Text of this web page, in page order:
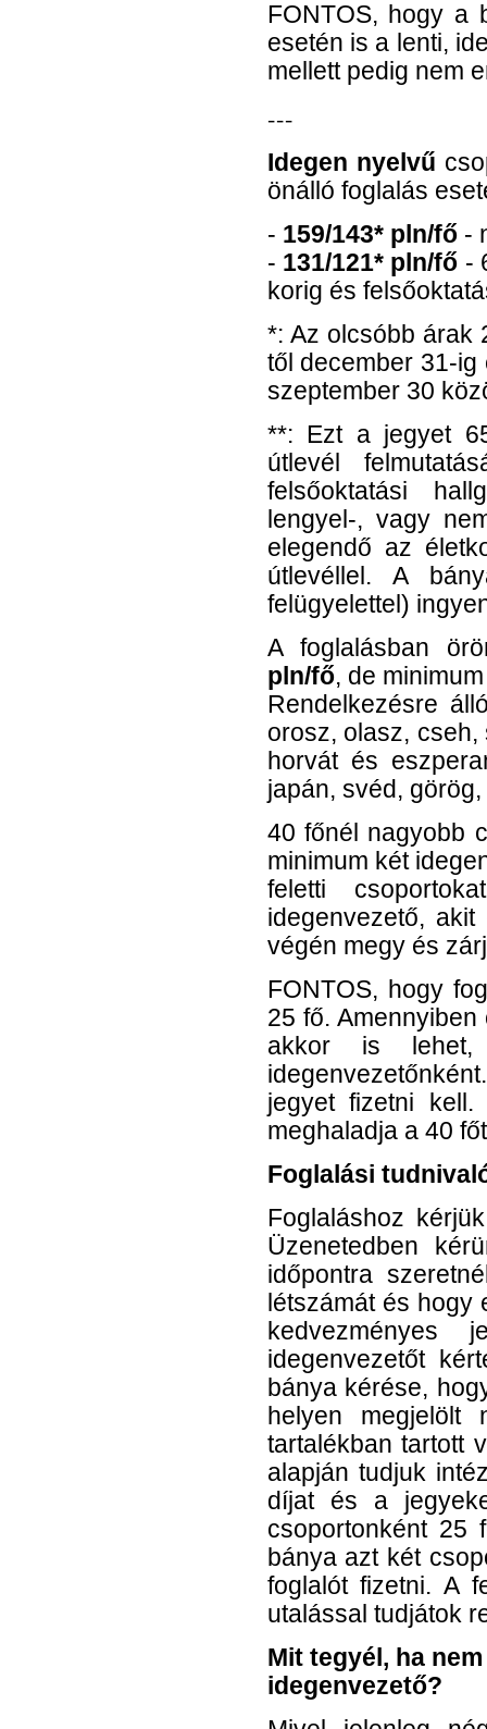
FONTOS, hogy a
esetén is a lenti,
mellett pedig nem
---
Idegen nyelvű
önálló foglalás
- 159/143* pln/fő-
- 131/121* pln/fő -
korig és
*: Az olcsóbb árak
től december 31-ig
szeptember 30
**: Ezt a jegyet
útlevél
felsőoktatási
lengyel-, vagy
elegendő az
útlevéllel. A
felügyelettel)
A foglalásban
pln/fő, de
Rendelkezésre
orosz, olasz,
horvát és
japán, svéd,
40 főnél nagyobb
minimum két
feletti
idegenvezető,
végén megy és
FONTOS, hogy
25 fő.
akkor is lehet,
jegyet fizetni
meghaladja a 40
Foglalási
Foglaláshoz
Üzenetedben
időpontra
létszámát és hogy
kedvezményes
idegenvezetőt
bánya kérése,
helyen megjelölt
tartalékban tartott
alapján tudjuk
díjat és a
csoportonként 25
bánya azt két
foglalót fizetni. A
utalással tudjátok
Mit tegyél, ha
idegenvezető?